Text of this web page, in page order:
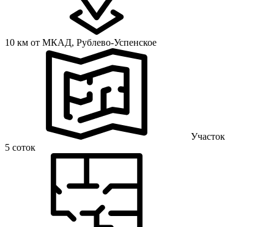
10 км от МКАД, Рублево-Успенское
Участок
5 соток